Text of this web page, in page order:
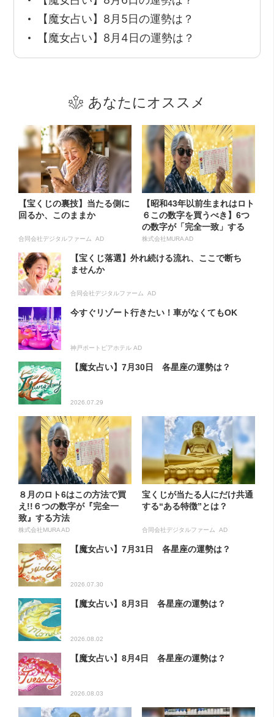
【魔女占い】8月5日の運勢は？
【魔女占い】8月4日の運勢は？
あなたにオススメ
【宝くじの裏技】当たる側に
回るか、このままか
合同会社デジタルファーム AD
【昭和43年以前生まれはロト
６この数字を買うべき】6つ
の数字が「完全一致」する
方...
株式会社MURA AD
【宝くじ落選】外れ続ける流れ、ここで断ち
ませんか
合同会社デジタルファーム AD
今すぐリゾート行きたい！車がなくてもOK
神戸ポートピアホテル AD
【魔女占い】7月30日 各星座の運勢は？
2026.07.29
８月のロト6はこの方法で買
え!!６つの数字が『完全一
致』する方法
株式会社MURA AD
宝くじが当たる人にだけ共通
する“ある特徴”とは？
合同会社デジタルファーム AD
【魔女占い】7月31日 各星座の運勢は？
2026.07.30
【魔女占い】8月3日 各星座の運勢は？
2026.08.02
【魔女占い】8月4日 各星座の運勢は？
2026.08.03